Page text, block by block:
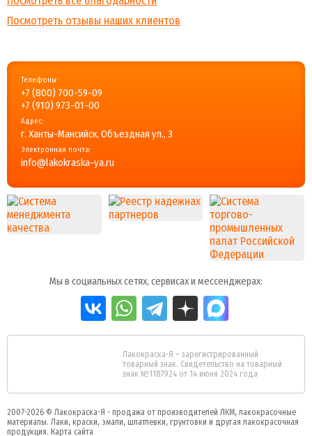
Посмотреть отзывы наших клиентов
Телефоны:
+7 (800) 700-59-09
+7 (910) 973-01-00
Адрес:
г. Ханты-Мансийск, Объездная ул., 3
Электронная почта:
info@lakokraska-ya.ru
Мы в социальных сетях, сервисах и мессенджерах:
Лакокраска-Я – зарегистрированный
товарный знак. Свидетельство на товарный
знак №1187924 от 14 июня 2024 года
2007-2026 © Лакокраска-Я - продажа от производителей ЛКМ, лакокрасочные
материалы. Лаки, краски, эмали, шпатлевки, грунтовки и другая лакокрасочная
продукция. Карта сайта